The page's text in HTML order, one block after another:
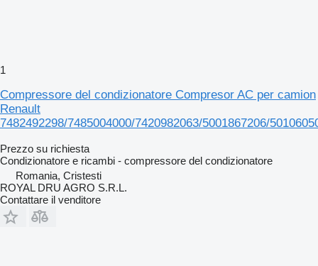
1
Compressore del condizionatore Compresor AC per camion
Renault
7482492298/7485004000/7420982063/5001867206/
Prezzo su richiesta
Condizionatore e ricambi - compressore del condizionatore
Romania, Cristesti
ROYAL DRU AGRO S.R.L.
Contattare il venditore